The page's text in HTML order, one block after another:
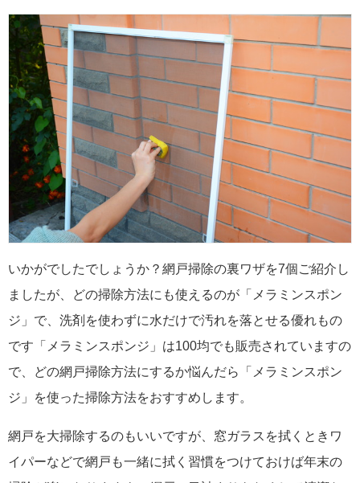
いかがでしたでしょうか？網戸掃除の裏ワザを7個ご紹介し
ましたが、どの掃除方法にも使えるのが「メラミンスポン
ジ」で、洗剤を使わずに水だけで汚れを落とせる優れもの
です「メラミンスポンジ」は100均でも販売されていますの
で、どの網戸掃除方法にするか悩んだら「メラミンスポン
ジ」を使った掃除方法をおすすめします。
網戸を大掃除するのもいいですが、窓ガラスを拭くときワ
イパーなどで網戸も一緒に拭く習慣をつけておけば年末の